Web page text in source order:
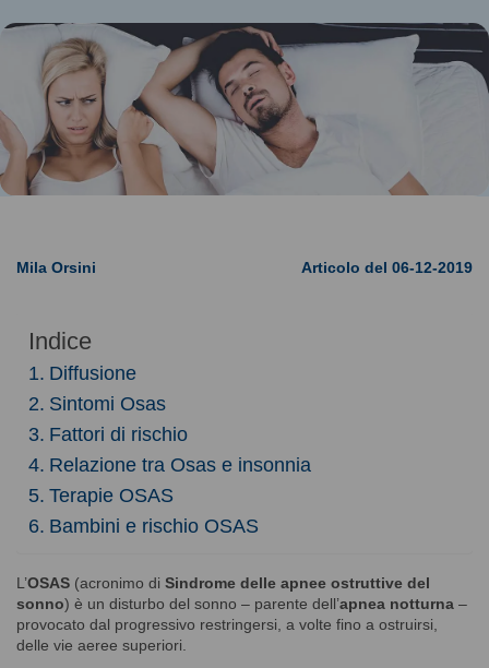
Mila Orsini Articolo del 06-12-2019
Indice
Diffusione
Sintomi Osas
Fattori di rischio
Relazione tra Osas e insonnia
Terapie OSAS
Bambini e rischio OSAS
L’OSAS (acronimo di Sindrome delle apnee ostruttive del
sonno) è un disturbo del sonno – parente dell’apnea notturna –
provocato dal progressivo restringersi, a volte fino a ostruirsi,
delle vie aeree superiori.